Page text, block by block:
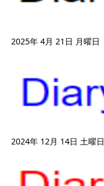
2025年 4月 21日 月曜日
2024年 12月 14日 土曜日